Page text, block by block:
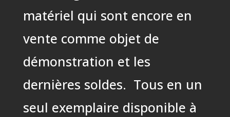
matériel qui sont encore en
vente comme objet de
démonstration et les
dernières soldes. Tous en un
seul exemplaire disponible à